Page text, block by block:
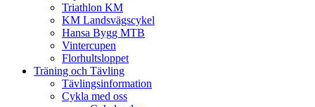
Triathlon KM
KM Landsvägscykel
Hansa Bygg MTB
Vintercupen
Florhultsloppet
Träning och Tävling
Tävlingsinformation
Cykla med oss